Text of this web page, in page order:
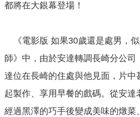
都將在大銀幕登場！
《電影版 如果30歲還是處男，
師》中，由於安達轉調長崎分公司
達位在長崎的住處與他見面，片中
起製作、享用早餐的戲碼。從安達
經過黑澤的巧手後變成美味的燉菜